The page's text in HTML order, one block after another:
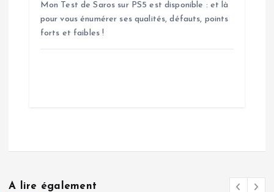
Mon Test de Saros sur PS5 est disponible : et là
pour vous énumérer ses qualités, défauts, points
forts et faibles !
A lire également